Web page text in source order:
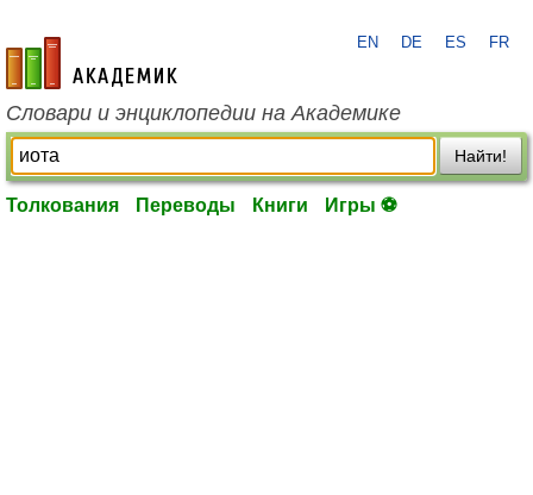
academic.ru
EN DE ES FR
Словари и энциклопедии на Академике
Найти!
Толкования Переводы Книги Игры ⚽